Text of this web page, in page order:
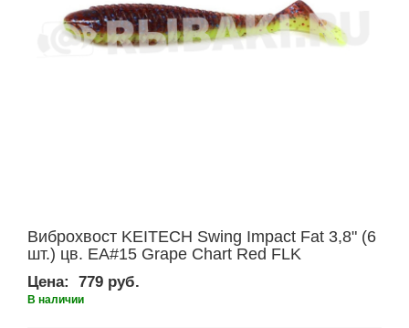
Виброхвост KEITECH Swing Impact Fat 3,8" (6
шт.) цв. EA#15 Grape Chart Red FLK
Цена: 779 руб.
В наличии